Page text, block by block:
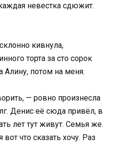
невестка сдюжит.
кивнула,
торта за сто сорок
Алину, потом на меня.
— ровно произнесла
Денис её сюда привёл, в
лет тут живут. Семья же.
что сказать хочу. Раз